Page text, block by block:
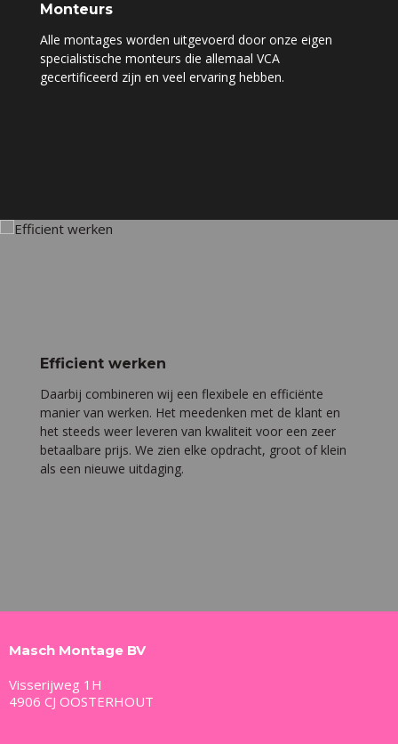
Monteurs
Alle montages worden uitgevoerd door onze eigen
specialistische monteurs die allemaal VCA
gecertificeerd zijn en veel ervaring hebben.
Efficient werken
Daarbij combineren wij een flexibele en efficiënte
manier van werken. Het meedenken met de klant en
het steeds weer leveren van kwaliteit voor een zeer
betaalbare prijs. We zien elke opdracht, groot of klein
als een nieuwe uitdaging.
Masch Montage BV
Visserijweg 1H
4906 CJ OOSTERHOUT